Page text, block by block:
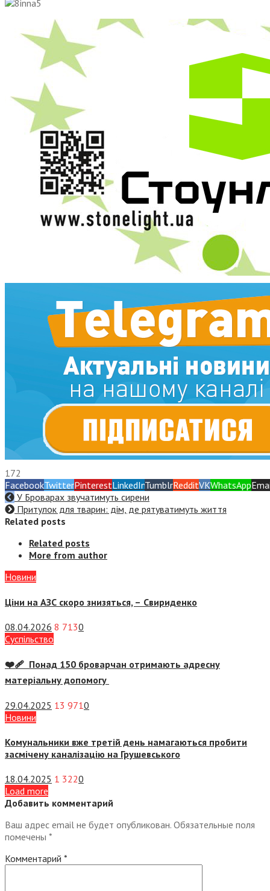
172
FacebookTwitterPinterestLinkedInTumblrRedditVKWhatsApp
У Броварах звучатимуть сирени
Притулок для тварин: дім, де рятуватимуть життя
Related posts
Related posts
More from author
Новини
Ціни на АЗС скоро знизяться, – Свириденко
08.04.2026 8 7130
Суспiльство
❤️‍🩹 Понад 150 броварчан отримають адресну
матеріальну допомогу
29.04.2025 13 9710
Новини
Комунальники вже третій день намагаються пробити
засмічену каналізацію на Грушевського
18.04.2025 1 3220
Load more
Добавить комментарий
Ваш адрес email не будет опубликован. Обязательные поля
помечены *
Комментарий *